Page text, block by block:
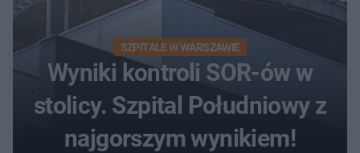
SZPITALE W WARSZAWIE
Wyniki kontroli SOR-ów w
stolicy. Szpital Południowy z
najgorszym wynikiem!